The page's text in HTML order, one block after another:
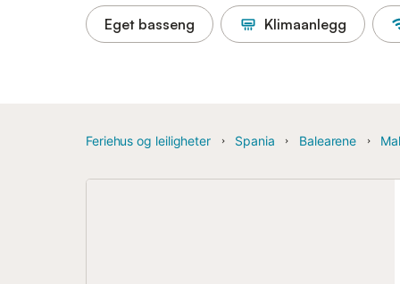
Eget basseng Klimaanlegg
Feriehus og leiligheter Spania Balearene